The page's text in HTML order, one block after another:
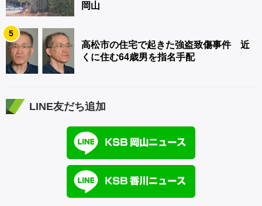
岡山
5
高松市の住宅で起きた強盗致傷事件 近
くに住む64歳男を指名手配
LINE友だち追加